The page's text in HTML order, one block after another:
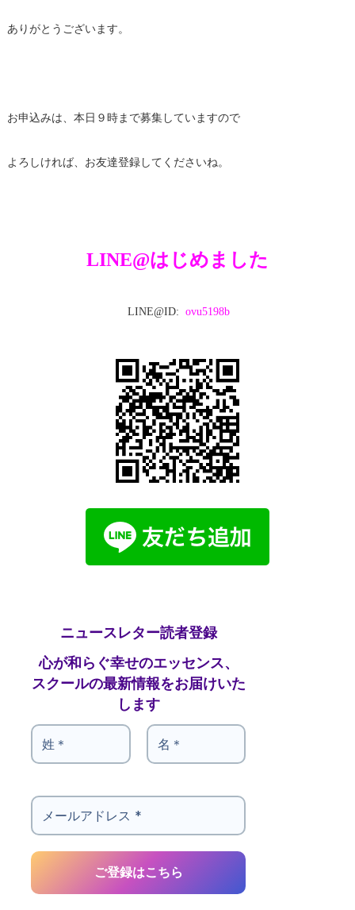
ありがとうございます。
お申込みは、本日９時まで募集していますので
よろしければ、お友達登録してくださいね。
LINE@はじめました
LINE@ID:ovu5198b
ニュースレター読者登録
心が和らぐ幸せのエッセンス、
スクールの最新情報をお届けいた
します